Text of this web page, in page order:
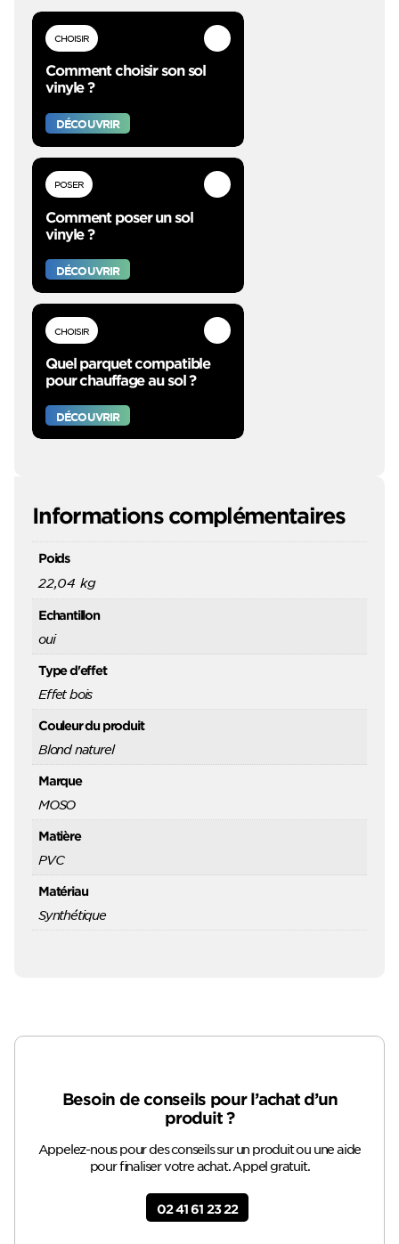
CHOISIR
Comment choisir son sol
vinyle ?
DÉCOUVRIR
POSER
Comment poser un sol
vinyle ?
DÉCOUVRIR
CHOISIR
Quel parquet compatible
pour chauffage au sol ?
DÉCOUVRIR
Informations complémentaires
Poids
22,04 kg
Echantillon
oui
Type d'effet
Effet bois
Couleur du produit
Blond naturel
Marque
MOSO
Matière
PVC
Matériau
Synthétique
Besoin de conseils pour l’achat d’un
produit ?
Appelez-nous pour des conseils sur un produit ou une aide
pour finaliser votre achat. Appel gratuit.
02 41 61 23 22